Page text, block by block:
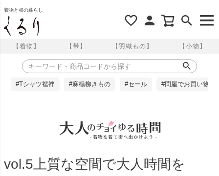
着物と和の暮らし
【着物】 【帯】 【羽織もの】 【小物】
#Tシャツ襦袢 #麻楊柳きもの #セール #問屋でお買い物
vol.5上質な空間で大人時間を